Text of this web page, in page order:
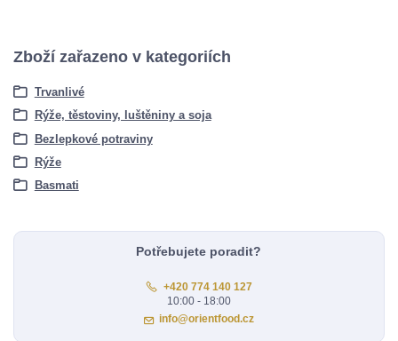
Zboží zařazeno v kategoriích
Trvanlivé
Rýže, těstoviny, luštěniny a soja
Bezlepkové potraviny
Rýže
Basmati
Potřebujete poradit?
+420 774 140 127
10:00 - 18:00
info@orientfood.cz